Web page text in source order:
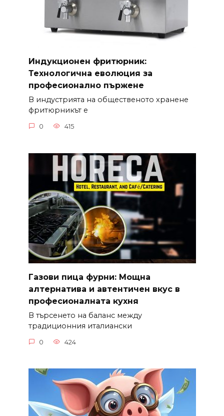
Индукционен фритюрник:
Технологична еволюция за
професионално пържене
В индустрията на общественото хранене
фритюрникът е
0 415
Газови пица фурни: Мощна
алтернатива и автентичен вкус в
професионалната кухня
В търсенето на баланс между
традиционния италиански
0 424